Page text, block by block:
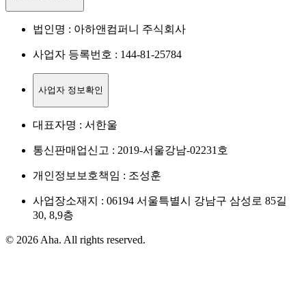
법인명 : 아하앤컴퍼니 주식회사
사업자 등록번호 : 144-81-25784
사업자 정보확인
대표자명 : 서한울
통신판매업신고 : 2019-서울강남-02231호
개인정보보호책임 : 조성훈
사업장소재지 : 06194 서울특별시 강남구 삼성로 85길
30, 8,9층
© 2026 Aha. All rights reserved.